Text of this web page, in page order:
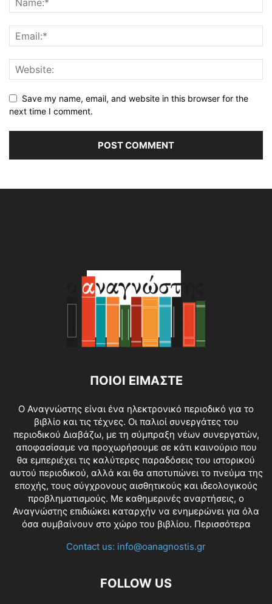
Save my name, email, and website in this browser for the
next time I comment.
ΠΟΙΟΙ ΕΙΜΑΣΤΕ
O Αναγνώστης είναι ένα ηλεκτρονικό περιοδικό για το
βιβλίο και τις τέχνες. Οι παλιοί συνεργάτες του
περιοδικού Διαβάζω, με τη σύμπραξη νέων συνεργατών,
αποφασίσαμε να προχωρήσουμε σε κάτι καινούριο που
θα εμπεριέχει τις καλύτερες παραδόσεις του ιστορικού
αυτού περιοδικού, αλλά και θα αποτυπώνει το πνεύμα της
εποχής, τους σύγχρονους αισθητικούς και ιδεολογικούς
προβληματισμούς. Με καθημερινές αναρτήσεις, ο
Αναγνώστης επιδιώκει καταρχήν να ενημερώνει για όλα
όσα συμβαίνουν στο χώρο του βιβλίου. Περισσότερα
Contact us: info@oanagnostis.gr
FOLLOW US